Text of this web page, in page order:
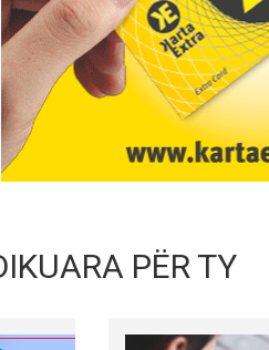
PËR TY